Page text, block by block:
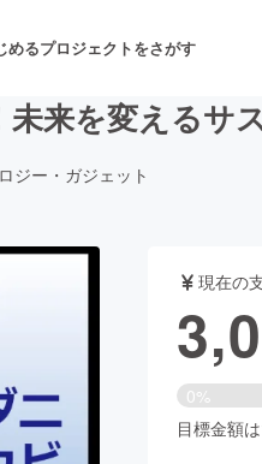
めるプロジェクトをさがす
舞台・パフォーマンス
来を変えるサ
ジー・ガジェット
現在の
0%
目標金額